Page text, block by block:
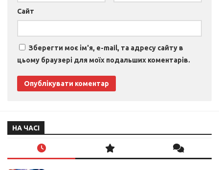
Сайт
Зберегти моє ім'я, e-mail, та адресу сайту в
цьому браузері для моїх подальших коментарів.
НА ЧАСІ